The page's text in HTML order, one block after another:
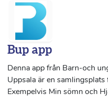
Bup app
Denna app från Barn-och
Uppsala är en
Exempelvis Min sömn och